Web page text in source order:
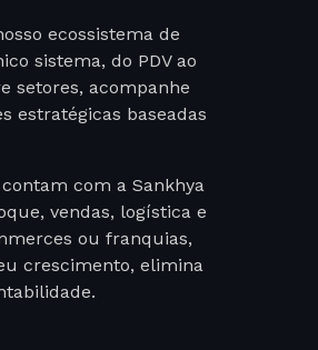
ecossistema de
sistema, do PDV ao
setores, acompanhe
estratégicas baseadas
com a Sankhya
vendas, logística e
ou franquias,
crescimento, elimina